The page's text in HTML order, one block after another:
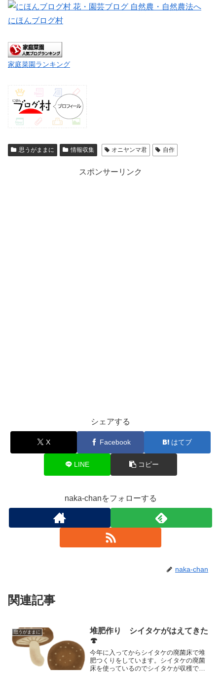
にほんブログ村
家庭菜園ランキング
思うがままに 情報収集 オニヤンマ君 自作
スポンサーリンク
シェアする
X Facebook はてブ
LINE コピー
naka-chanをフォローする
naka-chan
関連記事
思うがままに
堆肥作り シイタケがはえてきた
🍄
今年に入ってからシイタケの廃菌床で堆
肥つくりをしています。シイタケの廃菌
床を使っているのでシイタケが収穫でき